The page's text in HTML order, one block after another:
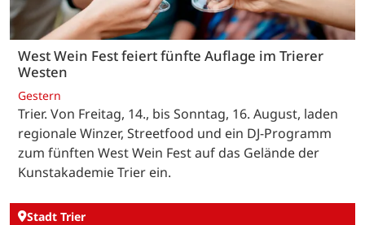
West Wein Fest feiert fünfte Auflage im Trierer
Westen
Gestern
Trier. Von Freitag, 14., bis Sonntag, 16. August, laden
regionale Winzer, Streetfood und ein DJ-Programm
zum fünften West Wein Fest auf das Gelände der
Kunstakademie Trier ein.
Stadt Trier